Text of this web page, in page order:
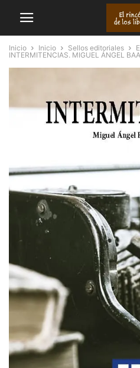
Inicio Inicio Sellos editoriales
INTERMITENCIAS. MIGUEL ÁNGEL